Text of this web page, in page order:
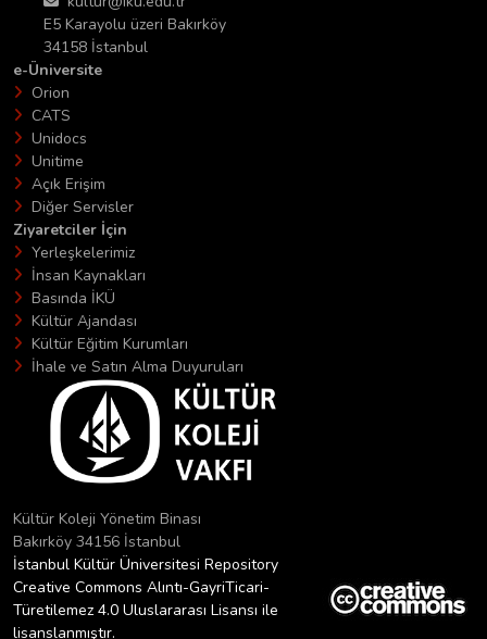
E5 Karayolu üzeri Bakırköy
34158 İstanbul
e-Üniversite
Orion
CATS
Unidocs
Unitime
Açık Erişim
Diğer Servisler
Ziyaretciler İçin
Yerleşkelerimiz
İnsan Kaynakları
Basında İKÜ
Kültür Ajandası
Kültür Eğitim Kurumları
İhale ve Satın Alma Duyuruları
Kültür Koleji Yönetim Binası
Bakırköy 34156 İstanbul
İstanbul Kültür Üniversitesi Repository
Creative Commons Alıntı-GayriTicari-
Türetilemez 4.0 Uluslararası Lisansı ile
lisanslanmıştır.